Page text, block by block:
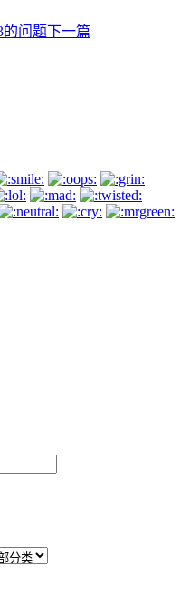
的问题下一篇